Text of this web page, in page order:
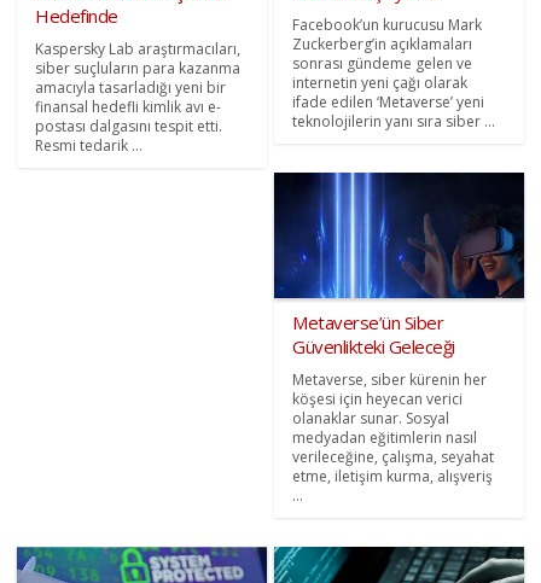
Hedefinde
Kaspersky Lab araştırmacıları,
siber suçluların para kazanma
amacıyla tasarladığı yeni bir
finansal hedefli kimlik avı e-
postası dalgasını tespit etti.
Resmi tedarik ...
Facebook’un kurucusu Mark
Zuckerberg’in açıklamaları
sonrası gündeme gelen ve
internetin yeni çağı olarak
ifade edilen ‘Metaverse’ yeni
teknolojilerin yanı sıra siber ...
Metaverse’ün Siber
Güvenlikteki Geleceği
Metaverse, siber kürenin her
köşesi için heyecan verici
olanaklar sunar. Sosyal
medyadan eğitimlerin nasıl
verileceğine, çalışma, seyahat
etme, iletişim kurma, alışveriş
...